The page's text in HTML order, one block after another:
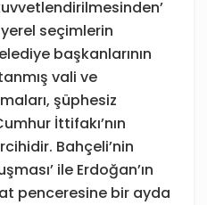
seçimlerin
başkanlarının
vali ve
şüphesiz
İttifakı’nın
Bahçeli’nin
ile Erdoğan’ın
penceresine bir ayda